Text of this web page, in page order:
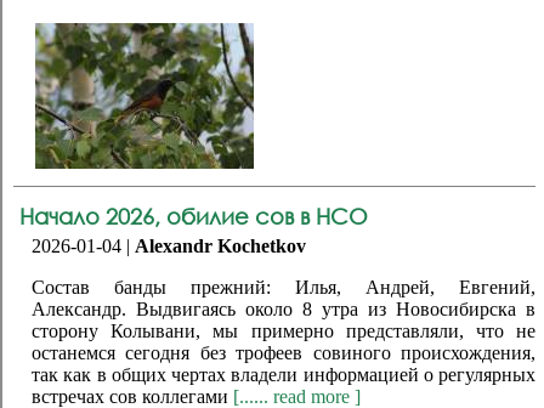
Начало 2026, обилие сов в НСО
2026-01-04 | Alexandr Kochetkov
Состав банды прежний: Илья, Андрей, Евгений,
Александр. Выдвигаясь около 8 утра из Новосибирска в
сторону Колывани, мы примерно представляли, что не
останемся сегодня без трофеев совиного происхождения,
так как в общих чертах владели информацией о регулярных
встречах сов коллегами [...... read more ]